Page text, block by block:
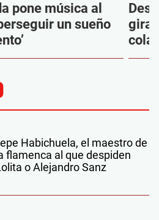
pone música al
un sueño
gira
Habichuela, el maestro de
flamenca al que despiden
o Alejandro Sanz